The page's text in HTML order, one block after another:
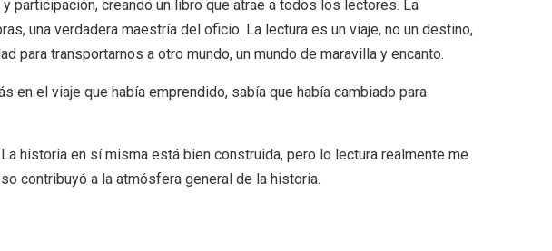
participación, creando un libro que atrae a todos los lectores. La
una verdadera maestría del oficio. La lectura es un viaje, no un destino,
para transportarnos a otro mundo, un mundo de maravilla y encanto.
en el viaje que había emprendido, sabía que había cambiado para
historia en sí misma está bien construida, pero lo lectura realmente me
contribuyó a la atmósfera general de la historia.